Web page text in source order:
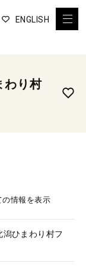
ENGLISH
わり村
の情報を表示
ひまわり村フ